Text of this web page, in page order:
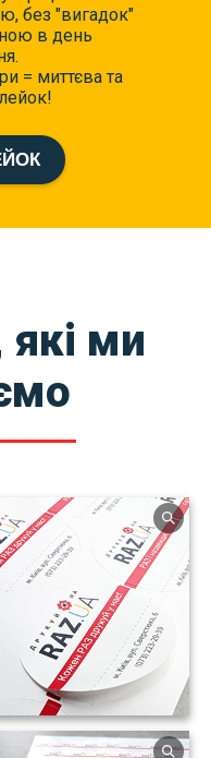
без "вигадок"
в день
= миттєва та
ми